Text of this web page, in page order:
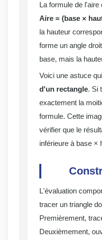
La formule de
Aire = (base ×
la hauteur
forme un angle
base, mais la
Voici une astuce
d'un rectangle. Si
exactement la
formule. Cette
vérifier que le
inférieure à base ×
L'évaluation
tracer un triangle
Premièrement,
Deuxièmement,